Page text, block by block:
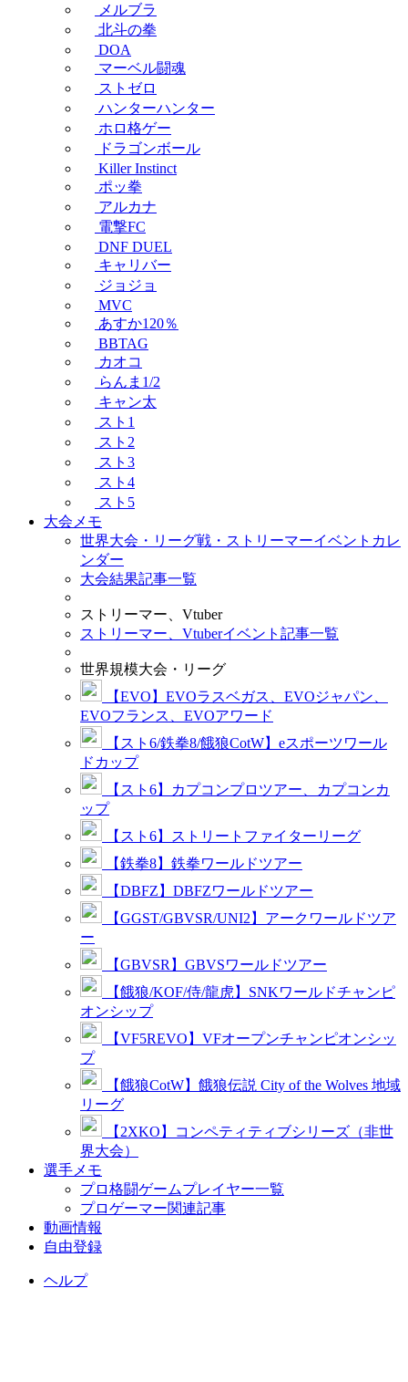
メルブラ
北斗の拳
DOA
マーベル闘魂
ストゼロ
ハンターハンター
ホロ格ゲー
ドラゴンボール
Killer Instinct
ポッ拳
アルカナ
電撃FC
DNF DUEL
キャリバー
ジョジョ
MVC
あすか120％
BBTAG
カオコ
らんま1/2
キャン太
スト1
スト2
スト3
スト4
スト5
大会メモ
世界大会・リーグ戦・ストリーマーイベントカレ
ンダー
大会結果記事一覧
ストリーマー、Vtuber
ストリーマー、Vtuberイベント記事一覧
世界規模大会・リーグ
【EVO】EVOラスベガス、EVOジャパン、
EVOフランス、EVOアワード
【スト6/鉄拳8/餓狼CotW】eスポーツワール
ドカップ
【スト6】カプコンプロツアー、カプコンカ
ップ
【スト6】ストリートファイターリーグ
【鉄拳8】鉄拳ワールドツアー
【DBFZ】DBFZワールドツアー
【GGST/GBVSR/UNI2】アークワールドツア
ー
【GBVSR】GBVSワールドツアー
【餓狼/KOF/侍/龍虎】SNKワールドチャンピ
オンシップ
【VF5REVO】VFオープンチャンピオンシッ
プ
【餓狼CotW】餓狼伝説 City of the Wolves 地域
リーグ
【2XKO】コンペティティブシリーズ（非世
界大会）
選手メモ
プロ格闘ゲームプレイヤー一覧
プロゲーマー関連記事
動画情報
自由登録
ヘルプ